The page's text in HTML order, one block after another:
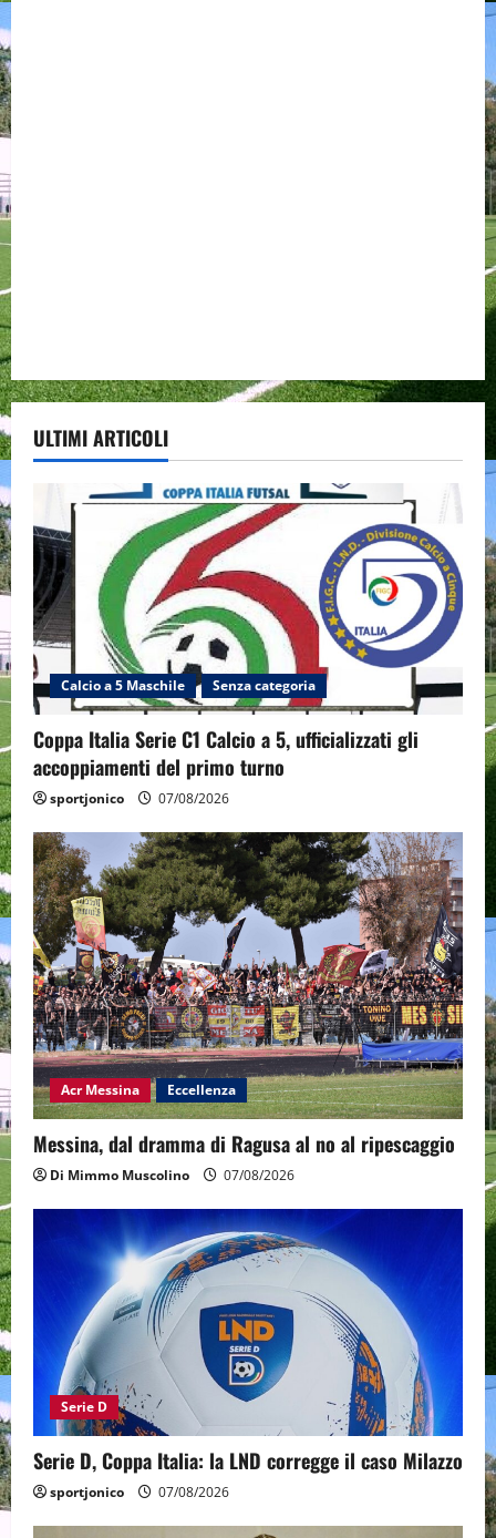
ULTIMI ARTICOLI
Calcio a 5 Maschile Senza categoria
Coppa Italia Serie C1 Calcio a 5, ufficializzati gli
accoppiamenti del primo turno
sportjonico 07/08/2026
Acr Messina Eccellenza
Messina, dal dramma di Ragusa al no al ripescaggio
Di Mimmo Muscolino 07/08/2026
Serie D
Serie D, Coppa Italia: la LND corregge il caso Milazzo
sportjonico 07/08/2026